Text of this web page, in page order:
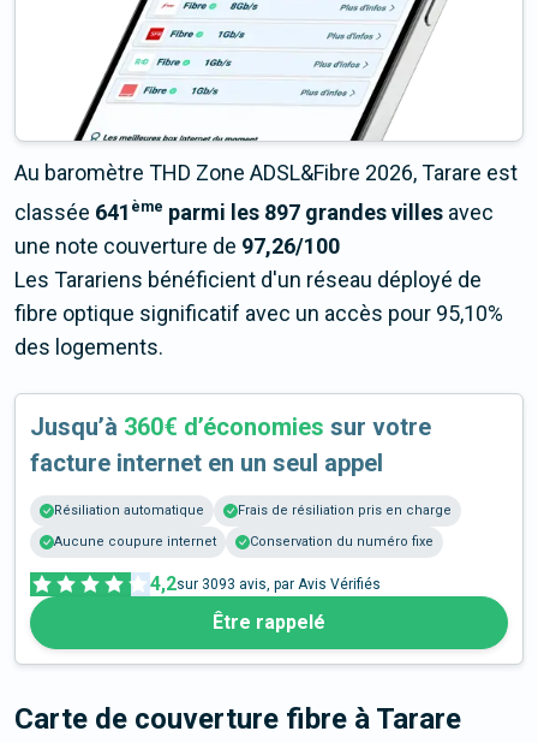
Au baromètre THD Zone ADSL&Fibre 2026, Tarare est
classée 641 ème parmi les 897 grandes villes avec
une note couverture de 97,26/100
Les Tarariens bénéficient d'un réseau déployé de
fibre optique significatif avec un accès pour 95,10%
des logements.
Jusqu’à 360€ d’économies sur votre
facture internet en un seul appel
Résiliation automatique
Frais de résiliation pris en charge
Aucune coupure internet
Conservation du numéro fixe
4,2sur 3093 avis, par Avis Vérifiés
Être rappelé
Carte de couverture fibre à Tarare